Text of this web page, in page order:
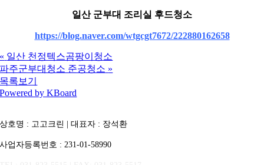
일산 군부대 조리실 후드청소
https://blog.naver.com/wtgcgt7672/222880162658
« 일산 천정텍스곰팡이청소
파주군부대청소 준공청소 »
목록보기
Powered by KBoard
상호명 : 고고크린 | 대표자 : 장석환
사업자등록번호 : 231-01-58990